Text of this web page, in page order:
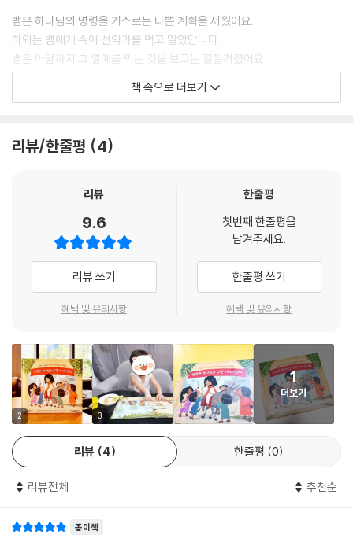
예수님이 나병에 걸린 열 사람을 고치셨어요
예수님이 많은 사람을 먹이셨어요
예수님이 이웃을 사랑하라고 가르쳐 주셨어요
예수님이 어린아이들을 축복하셨어요
예수님이 사람들을 가르치셨어요
예수님이 제자들과 마지막 식사를 하셨어요
뱀은 하나님의 명령을 거스르는 나쁜 계획을 세웠어요.
하와는 뱀에게 속아 선악과를 먹고 말았답니다.
뱀은 아담까지 그 열매를 먹는 것을 보고는 낄낄거렸어요.
하나님 말씀을 어긴 사람은 에덴동산에서 살 수 없었어요.
_4. 아담과 하와가 하나님 말씀을 어겼어요
그런데 마음을 바꾼 이집트 왕이 군대를 보냈어요.
앞에는 바다가 길을 막고 있었어요.
그들에게는 기적이 필요했답니다.
하나님이 모세에게 말씀하셨어요.
“지팡이를 든 손을 바다 위로 내밀어라.
바다 가운데 생긴 마른 땅 위를 걸어가렴.
그곳을 지날 때 절대 물에 젖지 않을 거야.”
모세가 그대로 하자 하나님이 바다를 갈라 길을 만드셨어요.
모든 것을 하실 수 있는 하나님께는 어려운 일이 없답니다.
_23. 하나님이 바다를 가르셨어요
그들은 잘못된 선택을 한 거지요.
그들은 결국 어떻게 되었을까요?
책 속으로 더보기
리뷰/한줄평 4
리뷰
9.6
리뷰 쓰기
혜택 및 유의사항
한줄평
첫번째 한줄평을
남겨주세요.
한줄평 쓰기
혜택 및 유의사항
2 3
1
더보기
리뷰 4 한줄평 0
리뷰전체 추천순
종이책